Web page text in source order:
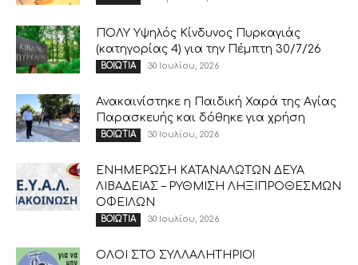
ΠΟΛΥ Υψηλός Κίνδυνος Πυρκαγιάς
(κατηγορίας 4) για την Πέμπτη 30/7/26
ΒΟΙΩΤΙΑ 30 Ιουλίου, 2026
Ανακαινίστηκε η Παιδική Χαρά της Αγίας
Παρασκευής και δόθηκε για χρήση
ΒΟΙΩΤΙΑ 30 Ιουλίου, 2026
ΕΝΗΜΕΡΩΣΗ ΚΑΤΑΝΑΛΩΤΩΝ ΔΕΥΑ
ΛΙΒΑΔΕΙΑΣ – ΡΥΘΜΙΣΗ ΛΗΞΙΠΡΟΘΕΣΜΩΝ
ΟΦΕΙΛΩΝ
ΒΟΙΩΤΙΑ 30 Ιουλίου, 2026
ΟΛΟΙ ΣΤΟ ΣΥΛΛΑΛΗΤΗΡΙΟ!